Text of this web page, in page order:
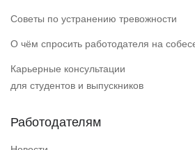
Советы по устранению тревожности
О чём спросить работодателя на
Карьерные консультации
для студентов и выпускников
Работодателям